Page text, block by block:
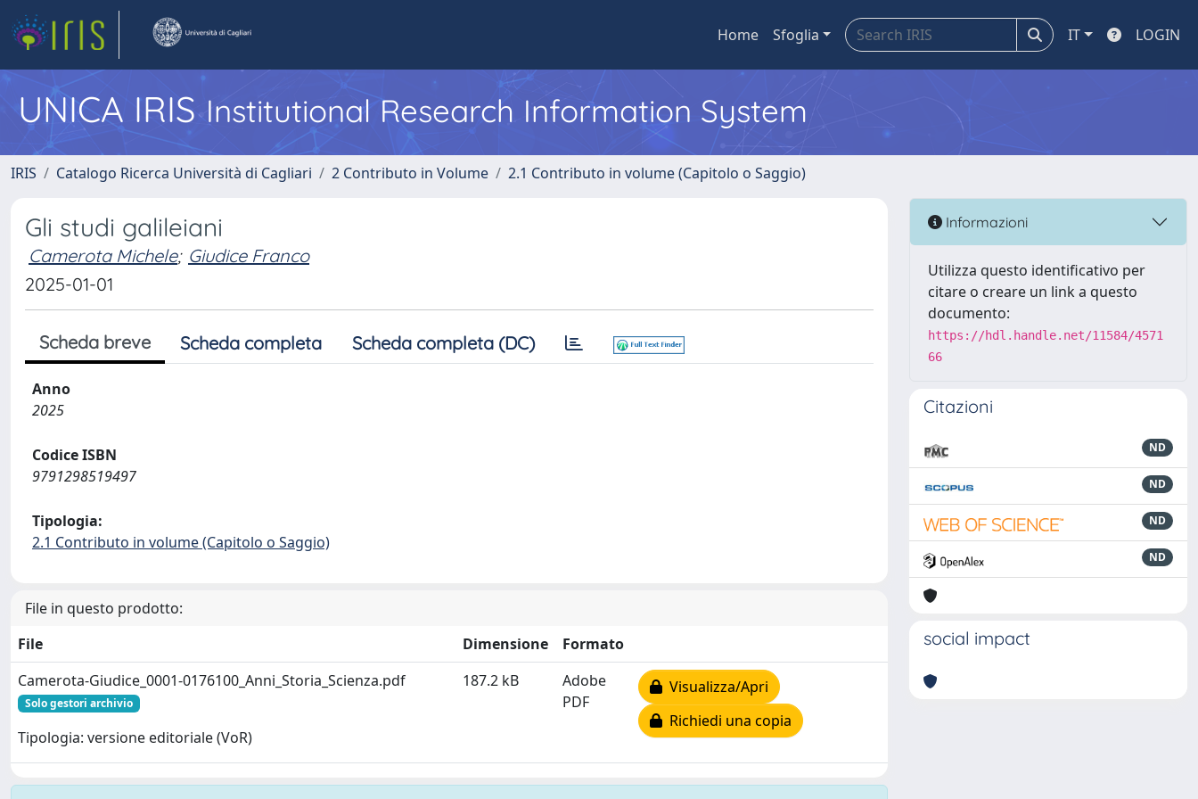
Home Sfoglia IT LOGIN
UNICA IRISInstitutional Research Information System
IRIS Catalogo Ricerca Università di Cagliari 2 Contributo in Volume 2.1 Contributo in volume (Capitolo o Saggio)
Gli studi galileiani
Camerota Michele; Giudice Franco
2025-01-01
Scheda breve Scheda completa Scheda completa (DC)
Anno
2025
Codice ISBN
9791298519497
Tipologia:
2.1 Contributo in volume (Capitolo o Saggio)
File in questo prodotto:
File
Dimensione
Formato
Camerota-Giudice_0001-0176100_Anni_Storia_Scienza.pdf
Solo gestori archivio
Tipologia: versione editoriale (VoR)
187.2 kB
Adobe
PDF
Visualizza/Apri
Richiedi una copia
Informazioni
Utilizza questo identificativo per
citare o creare un link a questo
documento:
https://hdl.handle.net/11584/4571
66
Citazioni
ND
ND
ND
ND
social impact